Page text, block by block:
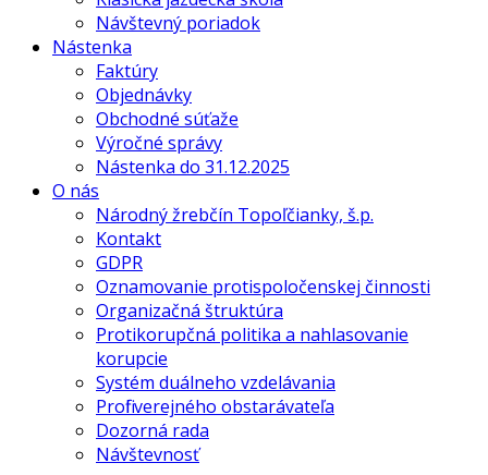
Návštevný poriadok
Nástenka
Faktúry
Objednávky
Obchodné súťaže
Výročné správy
Nástenka do 31.12.2025
O nás
Národný žrebčín Topoľčianky, š.p.
Kontakt
GDPR
Oznamovanie protispoločenskej činnosti
Organizačná štruktúra
Protikorupčná politika a nahlasovanie
korupcie
Systém duálneho vzdelávania
Profil verejného obstarávateľa
Dozorná rada
Návštevnosť